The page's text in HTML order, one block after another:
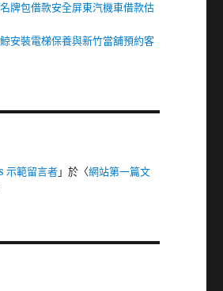
牌包借款安全屏東汽機車借款估
安裝電梯保養與新竹當舖預約客
示範留言者」於〈網站第一篇文